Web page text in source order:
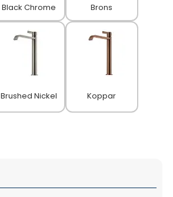
Black Chrome Brons
Brushed Nickel Koppar